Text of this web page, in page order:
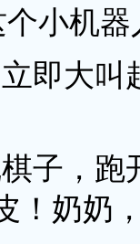
小机
即大叫
子，
！奶奶